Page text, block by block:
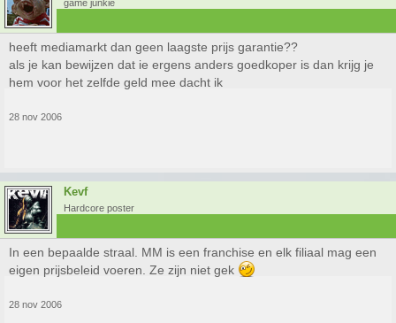
game junkie
heeft mediamarkt dan geen laagste prijs garantie??
als je kan bewijzen dat ie ergens anders goedkoper is dan krijg je
hem voor het zelfde geld mee dacht ik
28 nov 2006
Kevf
Hardcore poster
In een bepaalde straal. MM is een franchise en elk filiaal mag een
eigen prijsbeleid voeren. Ze zijn niet gek
28 nov 2006